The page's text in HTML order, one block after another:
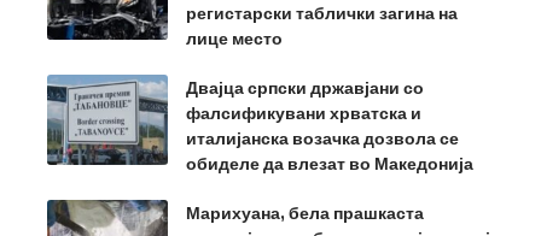
регистарски таблички загина на
лице место
Двајца српски државјани со
фалсификувани хрватска и
италијанска возачка дозвола се
обиделе да влезат во Македонија
Марихуана, бела прашкаста